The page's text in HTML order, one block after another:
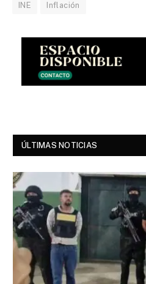
INE Inflación
ÚLTIMAS NOTICIAS